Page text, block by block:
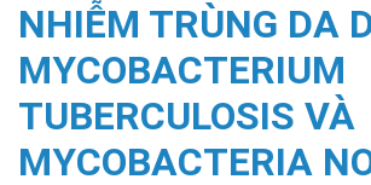
NHIỄM TRÙNG DA
MYCOBACTERIUM
TUBERCULOSIS VÀ
MYCOBACTERIA